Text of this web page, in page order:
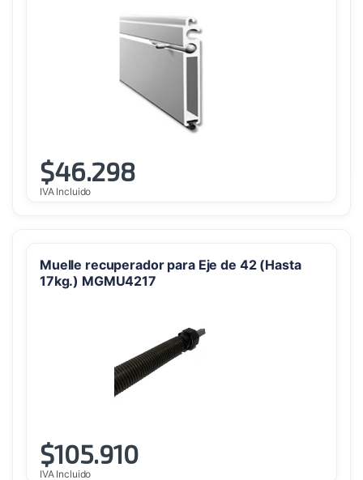
$46.298
IVA Incluido
Muelle recuperador para Eje de 42 (Hasta
17kg.) MGMU4217
$105.910
IVA Incluido